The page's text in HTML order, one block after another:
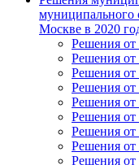
муниципального
Москве в 2020
Решения от
Решения от
Решения от
Решения от
Решения от
Решения от
Решения от
Решения от
Решения от